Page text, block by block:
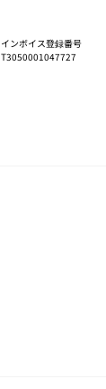
インボイス登録番号
T3050001047727